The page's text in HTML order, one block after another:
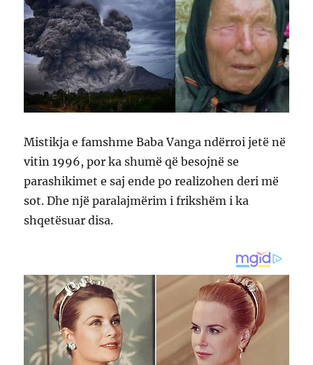
Mistikja e famshme Baba Vanga ndërroi jetë në
vitin 1996, por ka shumë që besojnë se
parashikimet e saj ende po realizohen deri më
sot. Dhe një paralajmërim i frikshëm i ka
shqetësuar disa.